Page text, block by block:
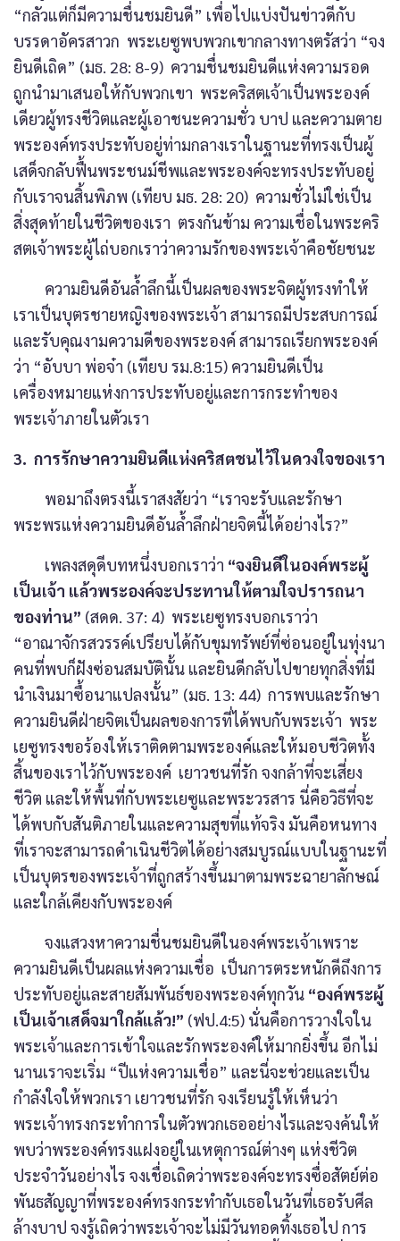
“กลัวแต่ก็มีความชื่นชมยินดี” เพื่อไปแบ่งปันข่าวดีกับ
บรรดาอัครสาวก พระเยซูพบพวกเขากลางทางตรัสว่า “จง
ยินดีเถิด” (มธ. 28: 8-9) ความชื่นชมยินดีแห่งความรอด
ถูกนำมาเสนอให้กับพวกเขา พระคริสตเจ้าเป็นพระองค์
เดียวผู้ทรงชีวิตและผู้เอาชนะความชั่ว บาป และความตาย
พระองค์ทรงประทับอยู่ท่ามกลางเราในฐานะที่ทรงเป็นผู้
เสด็จกลับฟื้นพระชนม์ชีพและพระองค์จะทรงประทับอยู่
กับเราจนสิ้นพิภพ (เทียบ มธ. 28: 20) ความชั่วไม่ใช่เป็น
สิ่งสุดท้ายในชีวิตของเรา ตรงกันข้าม ความเชื่อในพระคริ
สตเจ้าพระผู้ไถ่บอกเราว่าความรักของพระเจ้าคือชัยชนะ
ความยินดีอันล้ำลึกนี้เป็นผลของพระจิตผู้ทรงทำให้
เราเป็นบุตรชายหญิงของพระเจ้า สามารถมีประสบการณ์
และรับคุณงามความดีของพระองค์ สามารถเรียกพระองค์
ว่า “อับบา พ่อจ๋า (เทียบ รม.8:15) ความยินดีเป็น
เครื่องหมายแห่งการประทับอยู่และการกระทำของ
พระเจ้าภายในตัวเรา
3. การรักษาความยินดีแห่งคริสตชนไว้ในดวงใจของเรา
พอมาถึงตรงนี้เราสงสัยว่า “เราจะรับและรักษา
พระพรแห่งความยินดีอันล้ำลึกฝ่ายจิตนี้ได้อย่างไร?”
เพลงสดุดีบทหนึ่งบอกเราว่า “จงยินดีในองค์พระผู้
เป็นเจ้า แล้วพระองค์จะประทานให้ตามใจปรารถนา
ของท่าน” (สดด. 37: 4) พระเยซูทรงบอกเราว่า
“อาณาจักรสวรรค์เปรียบได้กับขุมทรัพย์ที่ซ่อนอยู่ในทุ่งนา
คนที่พบก็ฝังซ่อนสมบัตินั้น และยินดีกลับไปขายทุกสิ่งที่มี
นำเงินมาซื้อนาแปลงนั้น” (มธ. 13: 44) การพบและรักษา
ความยินดีฝ่ายจิตเป็นผลของการที่ได้พบกับพระเจ้า พระ
เยซูทรงขอร้องให้เราติดตามพระองค์และให้มอบชีวิตทั้ง
สิ้นของเราไว้กับพระองค์ เยาวชนที่รัก จงกล้าที่จะเสี่ยง
ชีวิต และให้พื้นที่กับพระเยซูและพระวรสาร นี่คือวิธีที่จะ
ได้พบกับสันติภายในและความสุขที่แท้จริง มันคือหนทาง
ที่เราจะสามารถดำเนินชีวิตได้อย่างสมบูรณ์แบบในฐานะที่
เป็นบุตรของพระเจ้าที่ถูกสร้างขึ้นมาตามพระฉายาลักษณ์
และใกล้เคียงกับพระองค์
จงแสวงหาความชื่นชมยินดีในองค์พระเจ้าเพราะ
ความยินดีเป็นผลแห่งความเชื่อ เป็นการตระหนักดีถึงการ
ประทับอยู่และสายสัมพันธ์ของพระองค์ทุกวัน “องค์พระผู้
เป็นเจ้าเสด็จมาใกล้แล้ว!” (ฟป.4:5) นั่นคือการวางใจใน
พระเจ้าและการเข้าใจและรักพระองค์ให้มากยิ่งขึ้น อีกไม่
นานเราจะเริ่ม “ปีแห่งความเชื่อ” และนี่จะช่วยและเป็น
กำลังใจให้พวกเรา เยาวชนที่รัก จงเรียนรู้ให้เห็นว่า
พระเจ้าทรงกระทำการในตัวพวกเธออย่างไรและจงค้นให้
พบว่าพระองค์ทรงแฝงอยู่ในเหตุการณ์ต่างๆ แห่งชีวิต
ประจำวันอย่างไร จงเชื่อเถิดว่าพระองค์จะทรงซื่อสัตย์ต่อ
พันธสัญญาที่พระองค์ทรงกระทำกับเธอในวันที่เธอรับศีล
ล้างบาป จงรู้เถิดว่าพระเจ้าจะไม่มีวันทอดทิ้งเธอไป การ